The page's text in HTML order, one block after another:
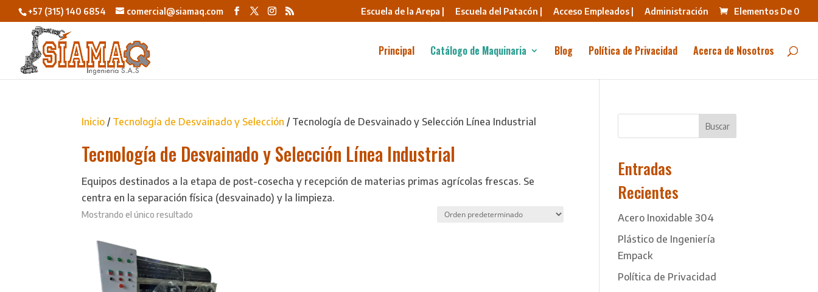
+57 (315) 140 6854 comercial@siamaq.com Escuela de la Arepa | Escuela del Patacón | Acceso Empleados | Administración Elementos De 0
Principal Catálogo de Maquinaria Blog Política de Privacidad Acerca de Nosotros
Inicio / Tecnología de Desvainado y Selección / Tecnología de Desvainado y Selección Línea Industrial
Tecnología de Desvainado y Selección Línea Industrial
Equipos destinados a la etapa de post-cosecha y recepción de materias primas agrícolas frescas. Se
centra en la separación física (desvainado) y la limpieza.
Mostrando el único resultado
Buscar
Entradas
Recientes
Acero Inoxidable 304
Plástico de Ingeniería
Empack
Política de Privacidad